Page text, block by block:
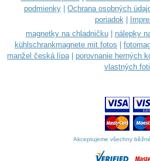
podmienky
Ochrana osobných
poriadok|
magnetky na chladničku| nálepky
kühlschrankmagnete mit fotos
manžel česká lípa| porovnanie herných
vlastných
Akceptujeme všechny